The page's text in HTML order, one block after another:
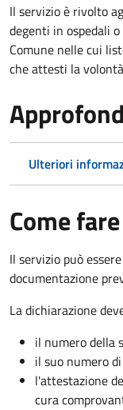
Il servizio è rivolto
degenti in ospedali
Comune nelle cui
che attesti la
Ulteriori
Come fare
Il servizio può
documentazione
La dichiarazione
il numero della
il suo numero
l'attestazione
cura